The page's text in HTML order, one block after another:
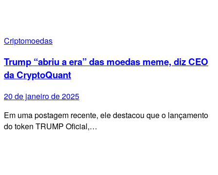
Criptomoedas
Trump “abriu a era” das moedas meme, diz CEO
da CryptoQuant
20 de janeiro de 2025
Em uma postagem recente, ele destacou que o lançamento
do token TRUMP Oficial,…